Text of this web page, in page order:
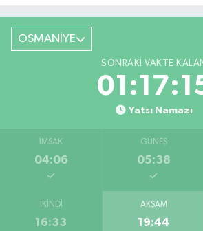
OSMANİYE
SONRAKI VAKTE
Yatsı Namazı
İMSAK
04:06
GÜNEŞ
05:38
İKINDI
16:33
AKŞAM
19:44